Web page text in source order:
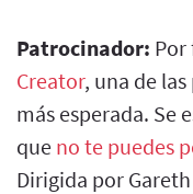
Patrocinador: Por
Creator, una de
más esperada. Se
que no te puedes
Dirigida por